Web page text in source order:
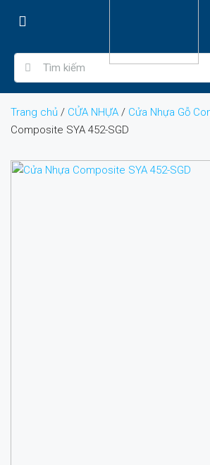
Trang chủ / CỬA NHỰA / Cửa Nhựa Gỗ
Composite SYA 452-SGD